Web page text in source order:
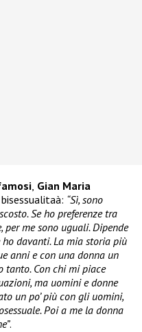
, Gian Maria
“Sì, sono
Se ho preferenze tra
per me sono uguali. Dipende
davanti. La mia storia più
anni e con una donna un
tanto. Con chi mi piace
ma uomini e donne
un po’ più con gli uomini,
Poi a me la donna
.